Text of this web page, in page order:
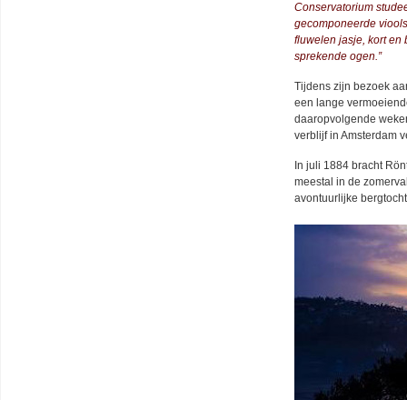
Conservatorium
gecomponeerde
fluwelen jasje, kort en
sprekende ogen.”
Tijdens zijn bezoek
een lange
daaropvolgende
verblijf in Amsterdam
In juli 1884 bracht
meestal in de
avontuurlijke